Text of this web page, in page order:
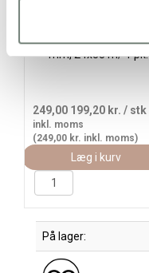
mm, 24x33 m/ 1 pk.
249,00 199,20 kr. / stk
inkl. moms
(249,00 kr. inkl. moms)
Læg i kurv
På lager: